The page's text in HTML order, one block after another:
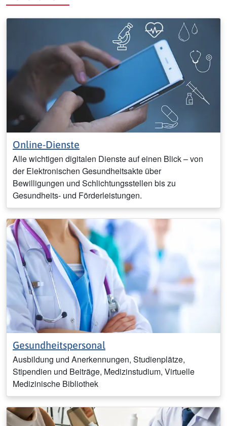
Online-Dienste
Alle wichtigen digitalen Dienste auf einen Blick – von
der Elektronischen Gesundheitsakte über
Bewilligungen und Schlichtungsstellen bis zu
Gesundheits‑ und Förderleistungen.
Gesundheitspersonal
Ausbildung und Anerkennungen, Studienplätze,
Stipendien und Beiträge, Medizinstudium, Virtuelle
Medizinische Bibliothek